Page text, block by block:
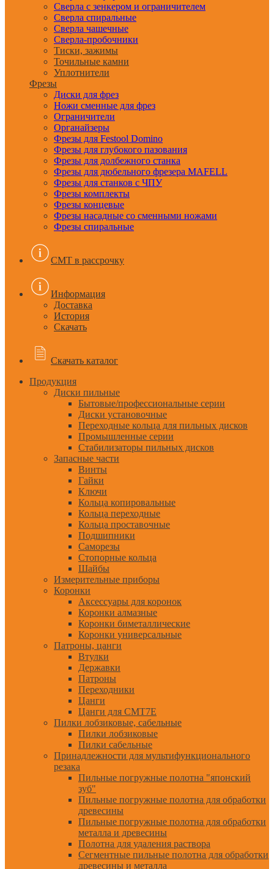
Сверла с зенкером и ограничителем
Сверла спиральные
Сверла чашечные
Сверла-пробочники
Тиски, зажимы
Точильные камни
Уплотнители
Фрезы
Диски для фрез
Ножи сменные для фрез
Ограничители
Органайзеры
Фрезы для Festool Domino
Фрезы для глубокого пазования
Фрезы для долбежного станка
Фрезы для дюбельного фрезера MAFELL
Фрезы для станков с ЧПУ
Фрезы комплекты
Фрезы концевые
Фрезы насадные со сменными ножами
Фрезы спиральные
CMT в рассрочку
Информация
Доставка
История
Скачать
Скачать каталог
Продукция
Диски пильные
Бытовые/профессиональные серии
Диски установочные
Переходные кольца для пильных дисков
Промышленные серии
Стабилизаторы пильных дисков
Запасные части
Винты
Гайки
Ключи
Кольца копировальные
Кольца переходные
Кольца проставочные
Подшипники
Саморезы
Стопорные кольца
Шайбы
Измерительные приборы
Коронки
Аксессуары для коронок
Коронки алмазные
Коронки биметаллические
Коронки универсальные
Патроны, цанги
Втулки
Державки
Патроны
Переходники
Цанги
Цанги для CMT7E
Пилки лобзиковые, сабельные
Пилки лобзиковые
Пилки сабельные
Принадлежности для мультифункционального
резака
Пильные погружные полотна "японский
зуб"
Пильные погружные полотна для обработки
древесины
Пильные погружные полотна для обработки
металла и древесины
Полотна для удаления раствора
Сегментные пильные полотна для обработки
древесины и металла